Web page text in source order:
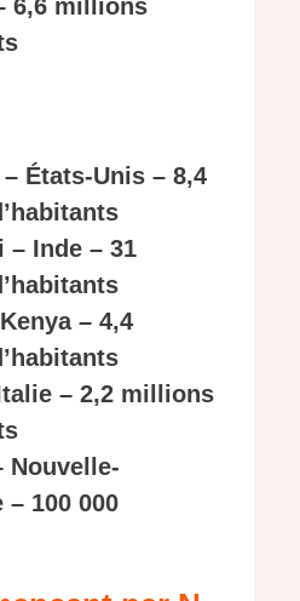
6,6 millions
États-Unis – 8,4
– Inde – 31
– 4,4
– 2,2 millions
Nouvelle-
– 100 000